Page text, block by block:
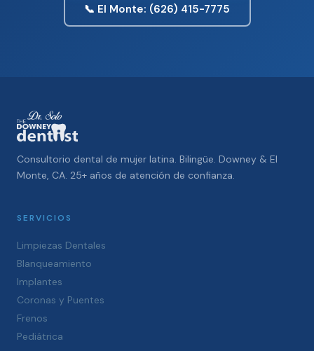
📞 El Monte: (626) 415-7775
Consultorio dental de mujer latina. Bilingüe. Downey & El
Monte, CA. 25+ años de atención de confianza.
SERVICIOS
Limpiezas Dentales
Blanqueamiento
Implantes
Coronas y Puentes
Frenos
Pediátrica